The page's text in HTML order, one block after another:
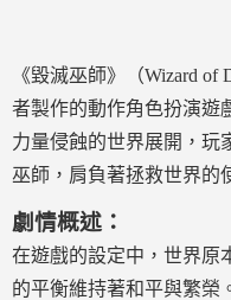
《毀滅巫師》（Wizard
者製作的動作角色扮演遊
力量侵蝕的世界展開，玩
巫師，肩負著拯救世界的
劇情概述：
在遊戲的設定中，世界原
的平衡維持著和平與繁榮